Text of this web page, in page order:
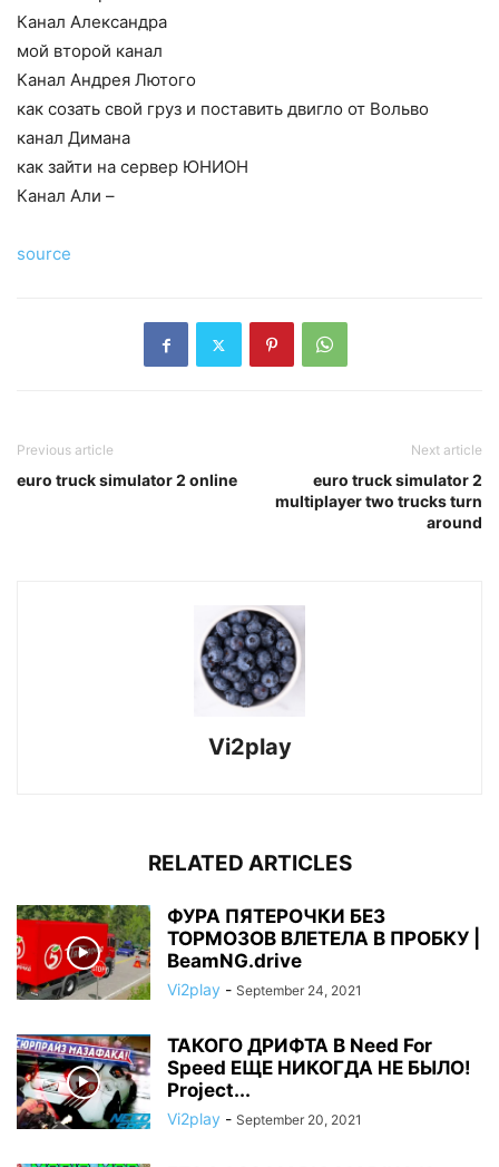
Канал Александра
мой второй канал
Канал Андрея Лютого
как созать свой груз и поставить двигло от Вольво
канал Димана
как зайти на сервер ЮНИОН
Канал Али –
source
Previous article
euro truck simulator 2 online
Next article
euro truck simulator 2
multiplayer two trucks turn
around
Vi2play
RELATED ARTICLES
ФУРА ПЯТЕРОЧКИ БЕЗ
ТОРМОЗОВ ВЛЕТЕЛА В ПРОБКУ |
BeamNG.drive
Vi2play - September 24, 2021
ТАКОГО ДРИФТА В Need For
Speed ЕЩЕ НИКОГДА НЕ БЫЛО!
Project...
Vi2play - September 20, 2021